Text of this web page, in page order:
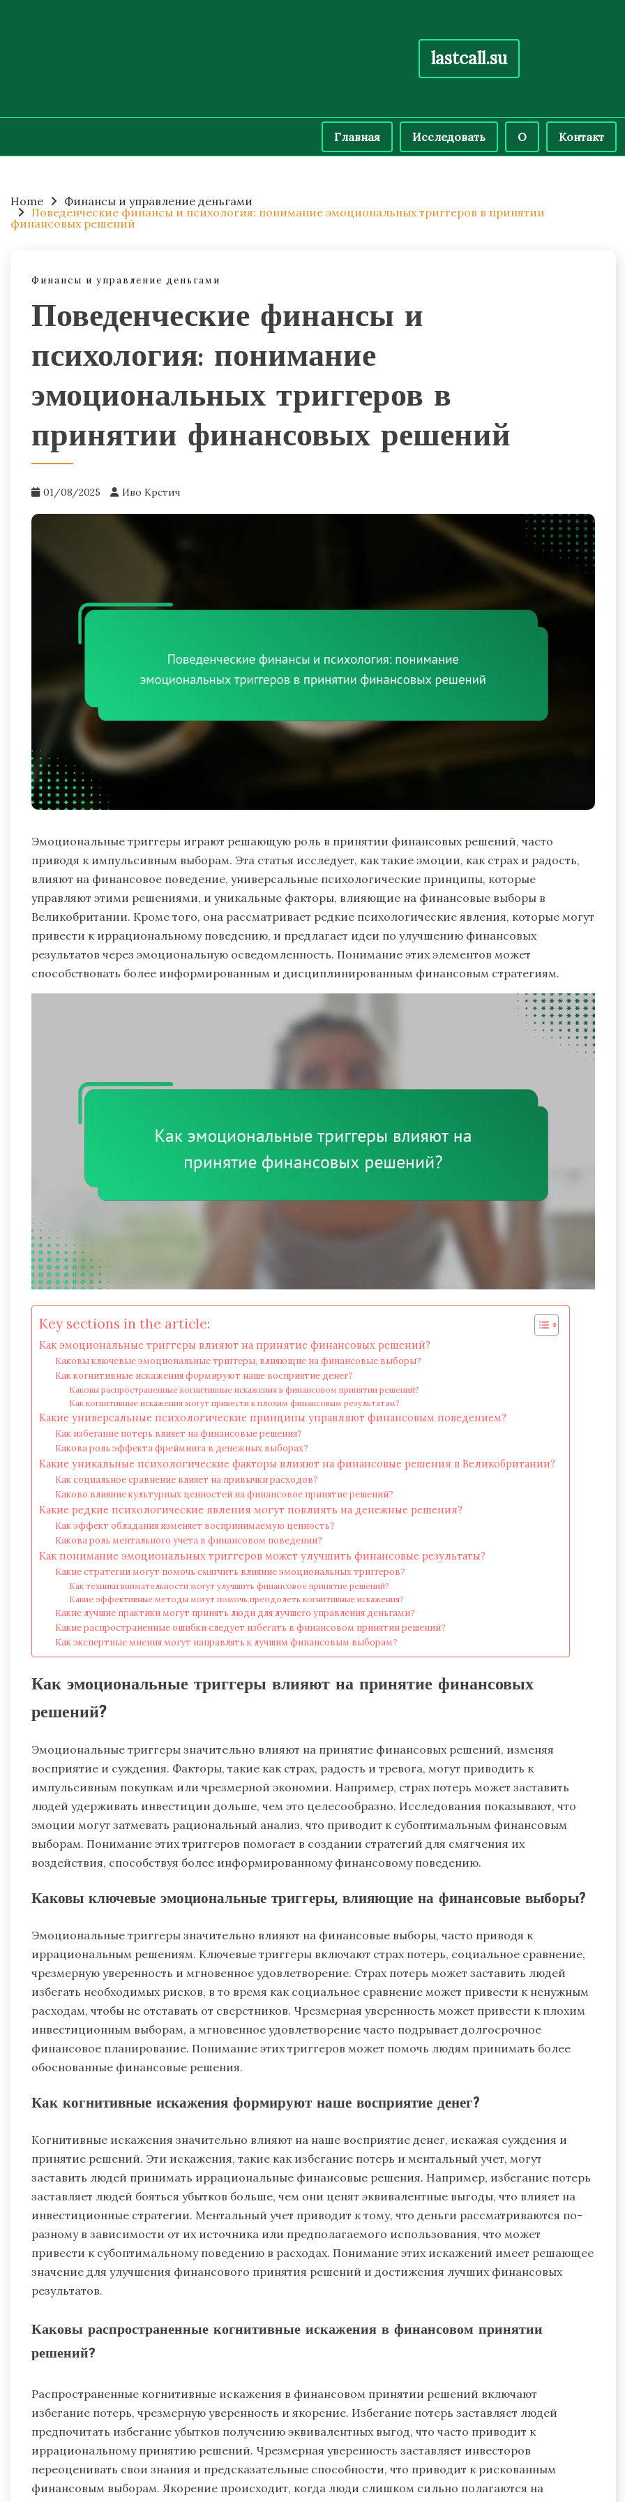
lastcall.su
Главная Исследовать О
Контакт
content
Home
Финансы и управление деньгами
Поведенческие финансы и психология: понимание эмоциональных триггеров в принятии
финансовых решений
Финансы и управление деньгами
Поведенческие финансы и
психология: понимание
эмоциональных триггеров в
принятии финансовых решений
01/08/2025 Иво Крстич
Эмоциональные триггеры играют решающую роль в принятии финансовых решений, часто
приводя к импульсивным выборам. Эта статья исследует, как такие эмоции, как страх и радость,
влияют на финансовое поведение, универсальные психологические принципы, которые
управляют этими решениями, и уникальные факторы, влияющие на финансовые выборы в
Великобритании. Кроме того, она рассматривает редкие психологические явления, которые могут
привести к иррациональному поведению, и предлагает идеи по улучшению финансовых
результатов через эмоциональную осведомленность. Понимание этих элементов может
способствовать более информированным и дисциплинированным финансовым стратегиям.
Key sections in the article:
Как эмоциональные триггеры влияют на принятие финансовых решений?
Каковы ключевые эмоциональные триггеры, влияющие на финансовые выборы?
Как когнитивные искажения формируют наше восприятие денег?
Каковы распространенные когнитивные искажения в финансовом принятии решений?
Как когнитивные искажения могут привести к плохим финансовым результатам?
Какие универсальные психологические принципы управляют финансовым поведением?
Как избегание потерь влияет на финансовые решения?
Какова роль эффекта фрейминга в денежных выборах?
Какие уникальные психологические факторы влияют на финансовые решения в Великобритании?
Как социальное сравнение влияет на привычки расходов?
Каково влияние культурных ценностей на финансовое принятие решений?
Какие редкие психологические явления могут повлиять на денежные решения?
Как эффект обладания изменяет воспринимаемую ценность?
Какова роль ментального учета в финансовом поведении?
Как понимание эмоциональных триггеров может улучшить финансовые результаты?
Какие стратегии могут помочь смягчить влияние эмоциональных триггеров?
Как техники внимательности могут улучшить финансовое принятие решений?
Какие эффективные методы могут помочь преодолеть когнитивные искажения?
Какие лучшие практики могут принять люди для лучшего управления деньгами?
Какие распространенные ошибки следует избегать в финансовом принятии решений?
Как экспертные мнения могут направлять к лучшим финансовым выборам?
Как эмоциональные триггеры влияют на принятие финансовых
решений?
Эмоциональные триггеры значительно влияют на принятие финансовых решений, изменяя
восприятие и суждения. Факторы, такие как страх, радость и тревога, могут приводить к
импульсивным покупкам или чрезмерной экономии. Например, страх потерь может заставить
людей удерживать инвестиции дольше, чем это целесообразно. Исследования показывают, что
эмоции могут затмевать рациональный анализ, что приводит к субоптимальным финансовым
выборам. Понимание этих триггеров помогает в создании стратегий для смягчения их
воздействия, способствуя более информированному финансовому поведению.
Каковы ключевые эмоциональные триггеры, влияющие на финансовые выборы?
Эмоциональные триггеры значительно влияют на финансовые выборы, часто приводя к
иррациональным решениям. Ключевые триггеры включают страх потерь, социальное сравнение,
чрезмерную уверенность и мгновенное удовлетворение. Страх потерь может заставить людей
избегать необходимых рисков, в то время как социальное сравнение может привести к ненужным
расходам, чтобы не отставать от сверстников. Чрезмерная уверенность может привести к плохим
инвестиционным выборам, а мгновенное удовлетворение часто подрывает долгосрочное
финансовое планирование. Понимание этих триггеров может помочь людям принимать более
обоснованные финансовые решения.
Как когнитивные искажения формируют наше восприятие денег?
Когнитивные искажения значительно влияют на наше восприятие денег, искажая суждения и
принятие решений. Эти искажения, такие как избегание потерь и ментальный учет, могут
заставить людей принимать иррациональные финансовые решения. Например, избегание потерь
заставляет людей бояться убытков больше, чем они ценят эквивалентные выгоды, что влияет на
инвестиционные стратегии. Ментальный учет приводит к тому, что деньги рассматриваются по-
разному в зависимости от их источника или предполагаемого использования, что может
привести к субоптимальному поведению в расходах. Понимание этих искажений имеет решающее
значение для улучшения финансового принятия решений и достижения лучших финансовых
результатов.
Каковы распространенные когнитивные искажения в финансовом принятии
решений?
Распространенные когнитивные искажения в финансовом принятии решений включают
избегание потерь, чрезмерную уверенность и якорение. Избегание потерь заставляет людей
предпочитать избегание убытков получению эквивалентных выгод, что часто приводит к
иррациональному принятию решений. Чрезмерная уверенность заставляет инвесторов
переоценивать свои знания и предсказательные способности, что приводит к рискованным
финансовым выборам. Якорение происходит, когда люди слишком сильно полагаются на